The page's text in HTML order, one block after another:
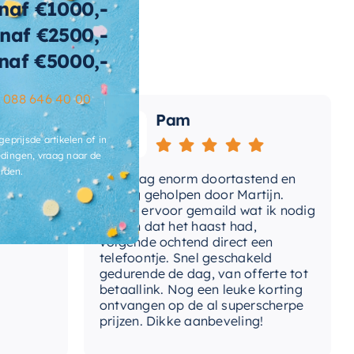
145 KG
afvoerplug Ja
2 jaar
sifon Nee, los bij te bestellen
Ja
3-4 weken
Pam
Vandaag enorm doortastend en
prettig geholpen door Martijn.
Avond ervoor gemaild wat ik nodig
had en dat het haast had,
volgende ochtend direct een
telefoontje. Snel geschakeld
gedurende de dag, van offerte tot
betaallink. Nog een leuke korting
ontvangen op de al superscherpe
prijzen. Dikke aanbeveling!
€1000,-
€2500,-
€5000,-
088 646 40 00
artikelen of in
vraag naar de